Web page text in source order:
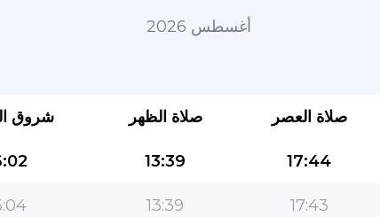
أغسطس 2026
شروق صلاة الظهر صلاة العصر
13:39 17:44
13:39 17:43